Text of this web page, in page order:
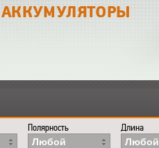
АККУМУЛЯТОРЫ
Полярность
Любой
Длина
Любой